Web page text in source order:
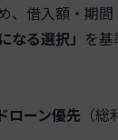
、借入額・期
なる選択」 を
ローン優先 （